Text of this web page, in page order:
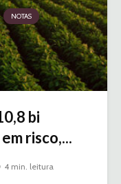
NOTAS
bi
risco,...
4 min. leitura